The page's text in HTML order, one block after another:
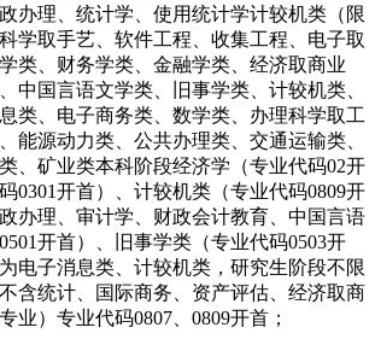
办理、统计学、使用统计学计较机类（限
学取手艺、软件工程、收集工程、电子取
类、财务学类、金融学类、经济取商业
中国言语文学类、旧事学类、计较机类、
类、电子商务类、数学类、办理科学取工
能源动力类、公共办理类、交通运输类、
、矿业类本科阶段经济学（专业代码02开
0301开首）、计较机类（专业代码0809开
办理、审计学、财政会计教育、中国言语
开首）、旧事学类（专业代码0503开
电子消息类、计较机类，研究生阶段不限
含统计、国际商务、资产评估、经济取商
业）专业代码0807、0809开首；